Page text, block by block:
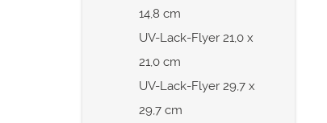
14,8 cm
UV-Lack-Flyer 21,0 x
21,0 cm
UV-Lack-Flyer 29,7 x
29,7 cm